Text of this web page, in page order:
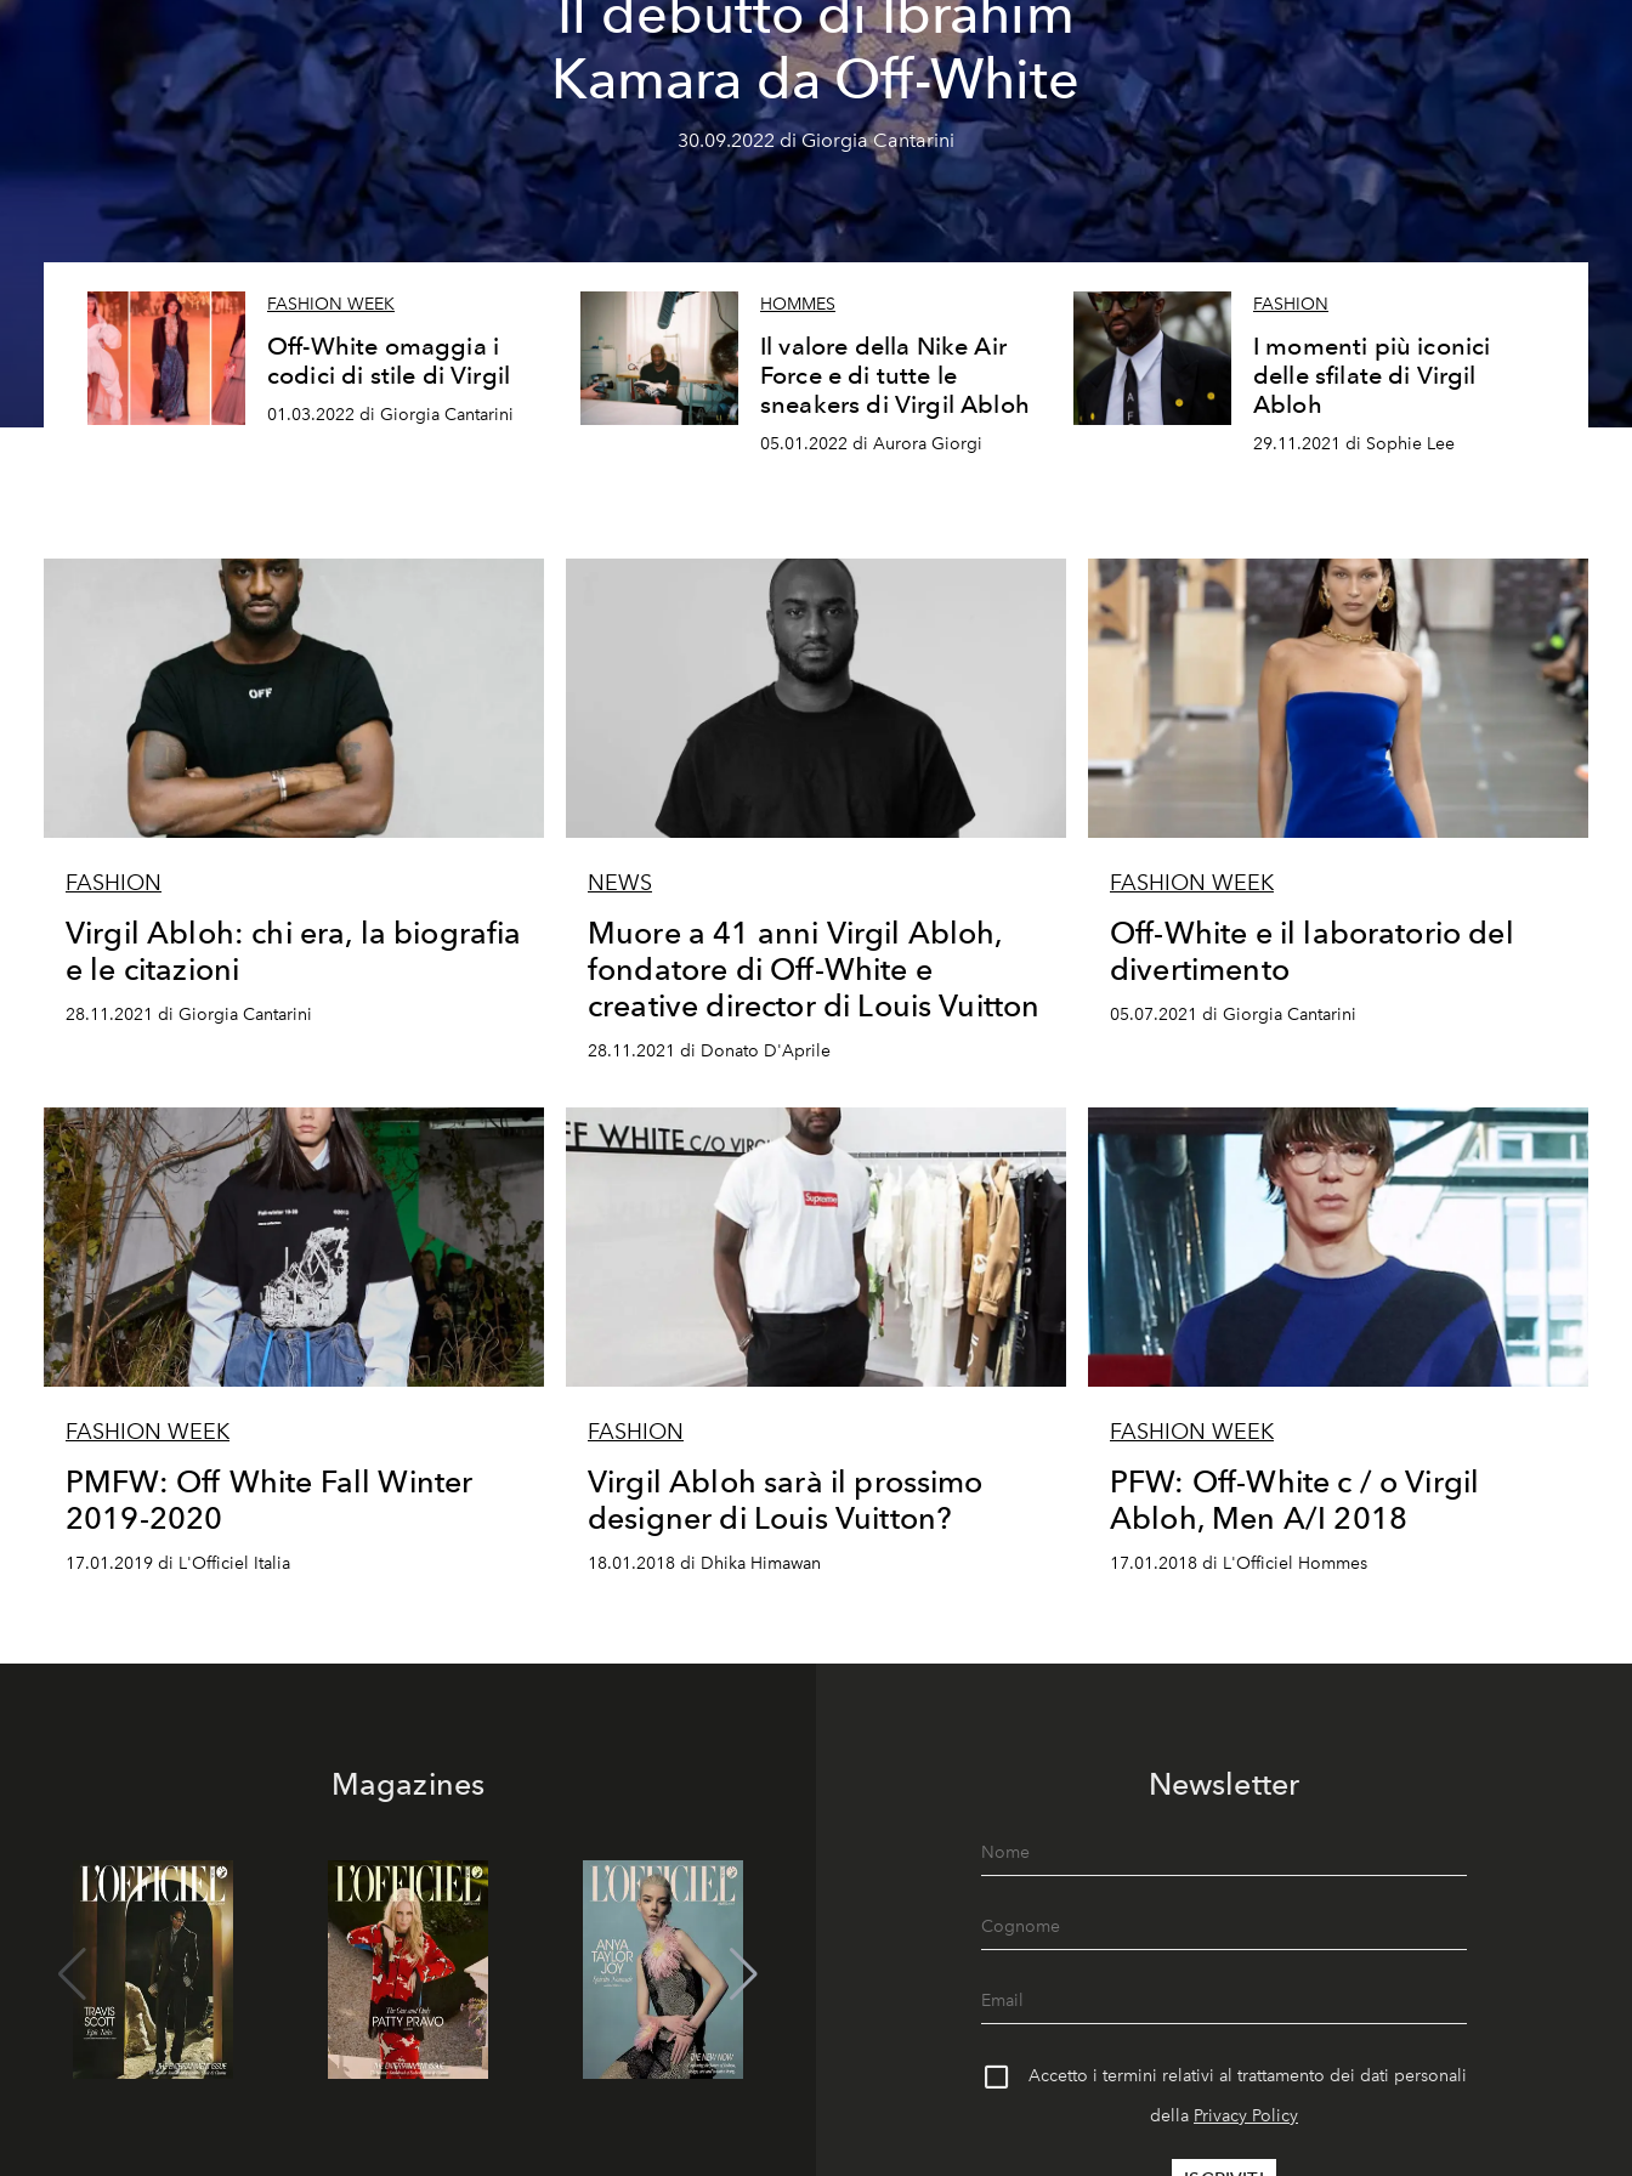
Il debutto di Ibrahim
Kamara da Off-White
30.09.2022 di Giorgia Cantarini
FASHION WEEK
Off-White omaggia i
codici di stile di Virgil
01.03.2022 di Giorgia Cantarini
HOMMES
Il valore della Nike Air
Force e di tutte le
sneakers di Virgil Abloh
05.01.2022 di Aurora Giorgi
FASHION
I momenti più iconici
delle sfilate di Virgil
Abloh
29.11.2021 di Sophie Lee
FASHION
Virgil Abloh: chi era, la biografia
e le citazioni
28.11.2021 di Giorgia Cantarini
NEWS
Muore a 41 anni Virgil Abloh,
fondatore di Off-White e
creative director di Louis Vuitton
28.11.2021 di Donato D'Aprile
FASHION WEEK
Off-White e il laboratorio del
divertimento
05.07.2021 di Giorgia Cantarini
FASHION WEEK
PMFW: Off White Fall Winter
2019-2020
17.01.2019 di L'Officiel Italia
FASHION
Virgil Abloh sarà il prossimo
designer di Louis Vuitton?
18.01.2018 di Dhika Himawan
FASHION WEEK
PFW: Off-White c / o Virgil
Abloh, Men A/I 2018
17.01.2018 di L'Officiel Hommes
Magazines Newsletter
Accetto i termini relativi al trattamento dei dati personali
della Privacy Policy